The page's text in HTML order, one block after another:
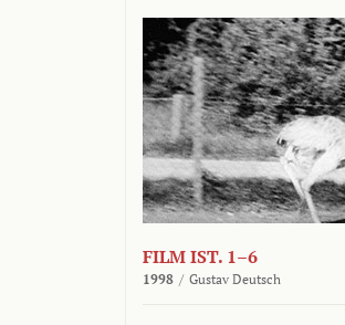
FILM IST. 1–6
1998 / Gustav Deutsch